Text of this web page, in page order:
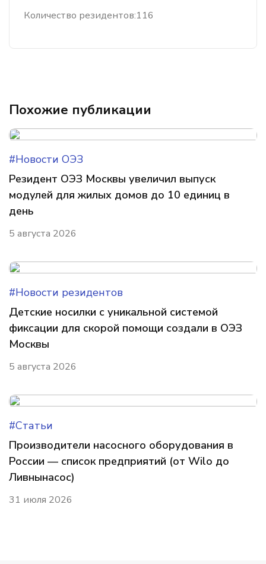
Количество резидентов:116
Похожие публикации
#Новости ОЭЗ
Резидент ОЭЗ Москвы увеличил выпуск
модулей для жилых домов до 10 единиц в
день
5 августа 2026
#Новости резидентов
Детские носилки с уникальной системой
фиксации для скорой помощи создали в ОЭЗ
Москвы
5 августа 2026
#Статьи
Производители насосного оборудования в
России — список предприятий (от Wilo до
Ливнынасос)
31 июля 2026